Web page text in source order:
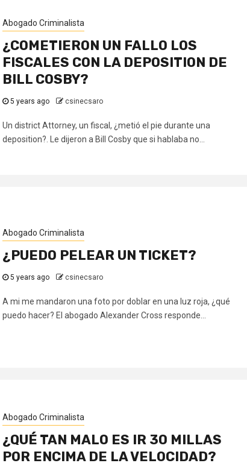
Abogado Criminalista
¿COMETIERON UN FALLO LOS
FISCALES CON LA DEPOSITION DE
BILL COSBY?
5 years ago csinecsaro
Un district Attorney, un fiscal, ¿metió el pie durante una
deposition?. Le dijeron a Bill Cosby que si hablaba no...
Abogado Criminalista
¿PUEDO PELEAR UN TICKET?
5 years ago csinecsaro
A mi me mandaron una foto por doblar en una luz roja, ¿qué
puedo hacer? El abogado Alexander Cross responde...
Abogado Criminalista
¿QUÉ TAN MALO ES IR 30 MILLAS
POR ENCIMA DE LA VELOCIDAD?